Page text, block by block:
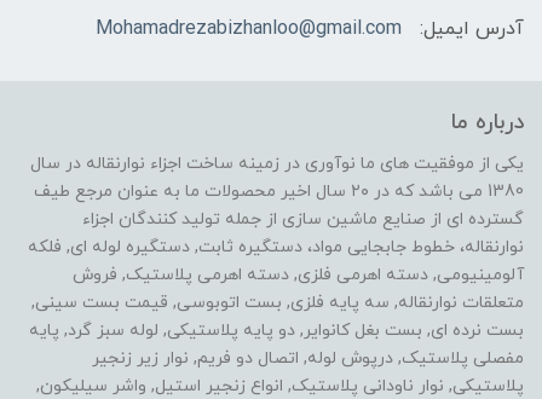
آدرس ایمیل:
Mohamadrezabizhanloo@gmail.com
درباره ما
یکی از موفقیت های ما نوآوری در زمینه ساخت اجزاء نوارنقاله در سال
1380 می باشد که در ۲۰ سال اخیر محصولات ما به عنوان مرجع طیف
گسترده ای از صنایع ماشین سازی از جمله تولید کنندگان اجزاء
نوارنقاله، خطوط جابجایی مواد، دستگیره ثابت, دستگیره لوله ای, فلکه
آلومینیومی, دسته اهرمی فلزی, دسته اهرمی پلاستیک, فروش
متعلقات نوارنقاله, سه پایه فلزی, بست اتوبوسی, قیمت بست سینی,
بست نرده ای, بست بغل کانوایر, دو پایه پلاستیکی, لوله سبز گرد, پایه
مفصلی پلاستیک, درپوش لوله, اتصال دو فریم, نوار زیر زنجیر
پلاستیکی, نوار ناودانی پلاستیک, انواع زنجیر استیل, واشر سیلیکون,